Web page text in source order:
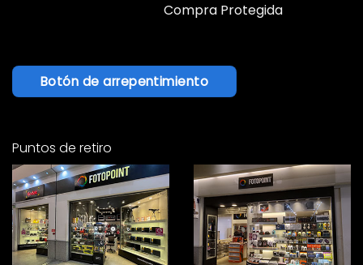
Compra Protegida
Botón de arrepentimiento
Puntos de retiro